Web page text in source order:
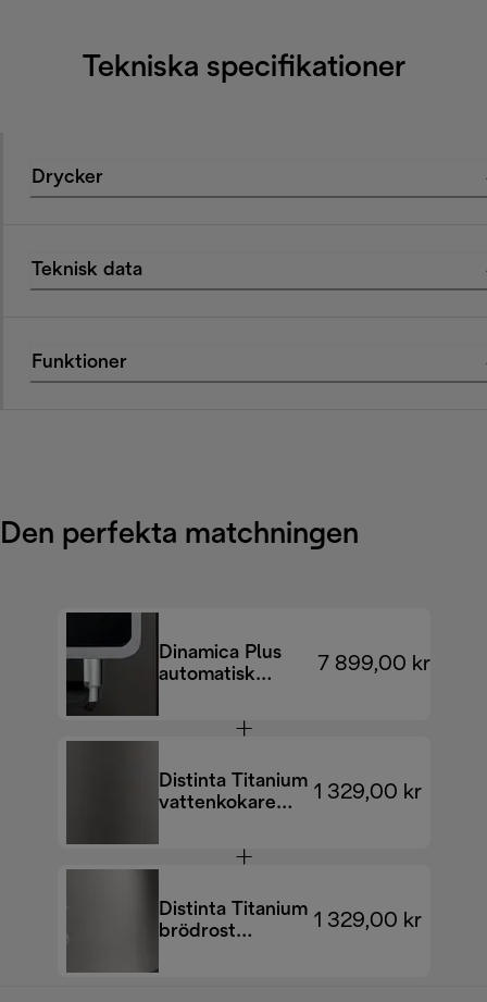
Tekniska specifikationer
Drycker
Teknisk data
Funktioner
Den perfekta matchningen
Dinamica Plus
automatisk
ECAM380.95.TB
7 899,00 kr
Distinta Titanium
vattenkokare
1 329,00 kr
Distinta Titanium
brödrost
1 329,00 kr